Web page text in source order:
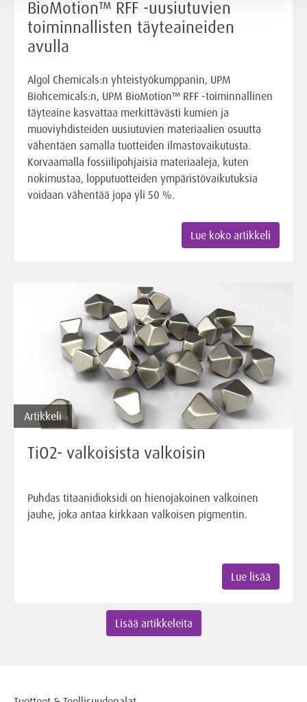
BioMotion™ RFF -uusiutuvien
toiminnallisten täyteaineiden
avulla
Algol Chemicals:n yhteistyökumppanin, UPM
Biohcemicals:n, UPM BioMotion™ RFF -toiminnallinen
täyteaine kasvattaa merkittävästi kumien ja
muoviyhdisteiden uusiutuvien materiaalien osuutta
vähentäen samalla tuotteiden ilmastovaikutusta.
Korvaamalla fossiilipohjaisia materiaaleja, kuten
nokimustaa, lopputuotteiden ympäristövaikutuksia
voidaan vähentää jopa yli 50 %.
Lue koko artikkeli
Artikkeli
TiO2- valkoisista valkoisin
Puhdas titaanidioksidi on hienojakoinen valkoinen
jauhe, joka antaa kirkkaan valkoisen pigmentin.
Lue lisää
Lisää artikkeleita